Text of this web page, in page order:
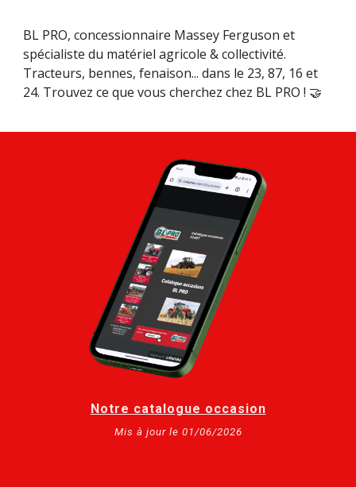
BL PRO, concessionnaire Massey Ferguson et
spécialiste du matériel agricole & collectivité.
Tracteurs, bennes, fenaison... dans le 23, 87, 16 et
24. Trouvez ce que vous cherchez chez BL PRO ! 🤝
Notre catalogue occasion
Mis à jour le 01/06/2026